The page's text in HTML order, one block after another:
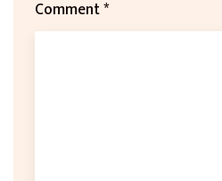
Comment*